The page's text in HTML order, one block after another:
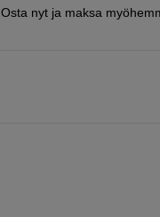
Osta nyt ja maksa